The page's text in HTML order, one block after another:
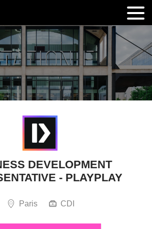
DEVELOPMENT
- PLAYPLAY
Paris CDI